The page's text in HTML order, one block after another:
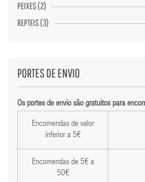
PEIXES (2)
REPTEIS (3)
PORTES DE ENVIO
Os portes de envio são gratuitos para
Encomendas de valor
inferior a 5€
Encomendas de 5€ a
50€